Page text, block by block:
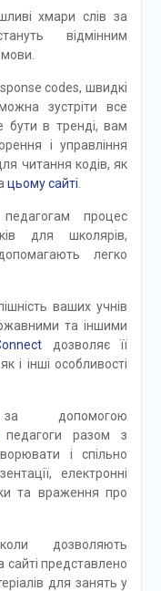
хмари слів за
відмінним
codes, швидкі
зустріти все
бути в тренді, вам
і управління
читання кодів, як
цьому сайті
процес
для школярів,
легко
ваших учнів
та іншими
дозволяє її
і інші особливості
допомогою
педагоги разом з
і спільно
електронні
та враження про
дозволяють
сайті представлено
для занять у